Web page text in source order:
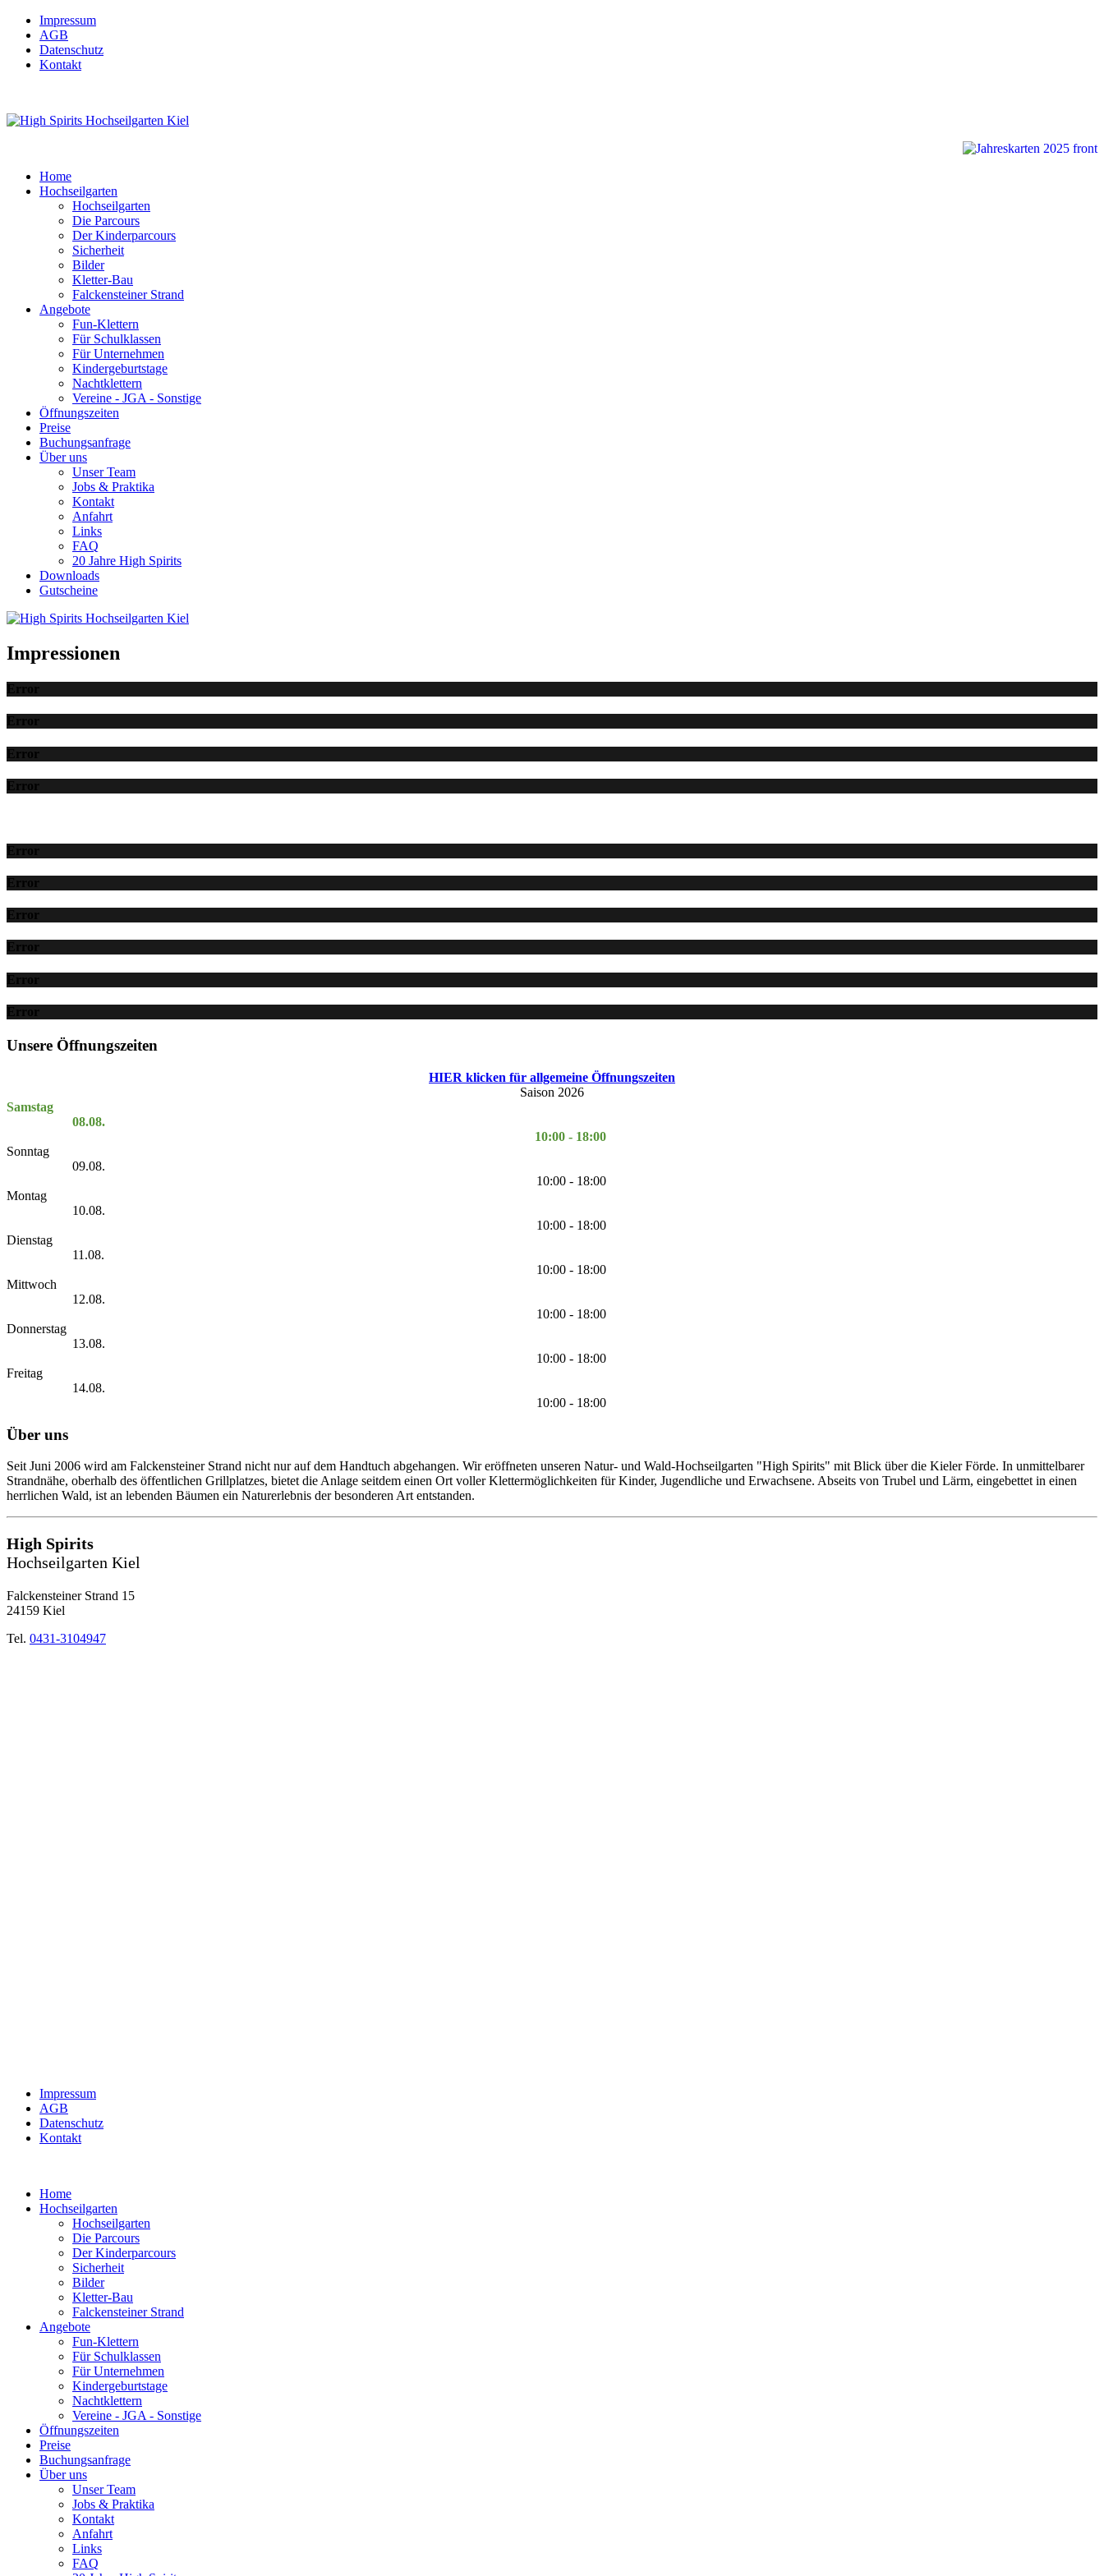
Impressum
AGB
Datenschutz
Kontakt
Home
Hochseilgarten
Hochseilgarten
Die Parcours
Der Kinderparcours
Sicherheit
Bilder
Kletter-Bau
Falckensteiner Strand
Angebote
Fun-Klettern
Für Schulklassen
Für Unternehmen
Kindergeburtstage
Nachtklettern
Vereine - JGA - Sonstige
Öffnungszeiten
Preise
Buchungsanfrage
Über uns
Unser Team
Jobs & Praktika
Kontakt
Anfahrt
Links
FAQ
20 Jahre High Spirits
Downloads
Gutscheine
Impressionen
Error
Error
Error
Error
Error
Error
Error
Error
Error
Error
Unsere Öffnungszeiten
HIER klicken für allgemeine Öffnungszeiten
Saison 2026
Samstag
08.08.
10:00 - 18:00
Sonntag
09.08.
10:00 - 18:00
Montag
10.08.
10:00 - 18:00
Dienstag
11.08.
10:00 - 18:00
Mittwoch
12.08.
10:00 - 18:00
Donnerstag
13.08.
10:00 - 18:00
Freitag
14.08.
10:00 - 18:00
Über uns
Seit Juni 2006 wird am Falckensteiner Strand nicht nur auf dem Handtuch abgehangen. Wir eröffneten unseren Natur- und Wald-Hochseilgarten "High Spirits" mit Blick über die Kieler Förde. In unmittelbarer
Strandnähe, oberhalb des öffentlichen Grillplatzes, bietet die Anlage seitdem einen Ort voller Klettermöglichkeiten für Kinder, Jugendliche und Erwachsene. Abseits von Trubel und Lärm, eingebettet in einen
herrlichen Wald, ist an lebenden Bäumen ein Naturerlebnis der besonderen Art entstanden.
High Spirits
Hochseilgarten Kiel
Falckensteiner Strand 15
24159 Kiel
Tel. 0431-3104947
Impressum
AGB
Datenschutz
Kontakt
Home
Hochseilgarten
Hochseilgarten
Die Parcours
Der Kinderparcours
Sicherheit
Bilder
Kletter-Bau
Falckensteiner Strand
Angebote
Fun-Klettern
Für Schulklassen
Für Unternehmen
Kindergeburtstage
Nachtklettern
Vereine - JGA - Sonstige
Öffnungszeiten
Preise
Buchungsanfrage
Über uns
Unser Team
Jobs & Praktika
Kontakt
Anfahrt
Links
FAQ